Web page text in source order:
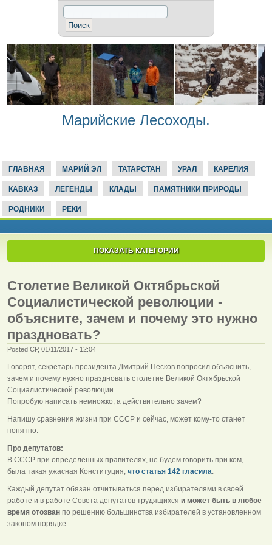
Марийские Лесоходы.
ГЛАВНАЯ МАРИЙ ЭЛ ТАТАРСТАН УРАЛ КАРЕЛИЯ
КАВКАЗ ЛЕГЕНДЫ КЛАДЫ ПАМЯТНИКИ ПРИРОДЫ
РОДНИКИ РЕКИ
ПОКАЗАТЬ КАТЕГОРИИ
Столетие Великой Октябрьской
Социалистической революции -
объясните, зачем и почему это нужно
праздновать?
Posted СР, 01/11/2017 - 12:04
Говорят, секретарь президента Дмитрий Песков попросил объяснить,
зачем и почему нужно праздновать столетие Великой Октябрьской
Социалистической революции.
Попробую написать немножко, а действительно зачем?
Напишу сравнения жизни при СССР и сейчас, может кому-то станет
понятно.
Про депутатов:
В СССР при определенных правителях, не будем говорить при ком,
была такая ужасная Конституция, что статья 142 гласила:
Каждый депутат обязан отчитываться перед избирателями в своей
работе и в работе Совета депутатов трудящихся и может быть в любое
время отозван по решению большинства избирателей в установленном
законом порядке.